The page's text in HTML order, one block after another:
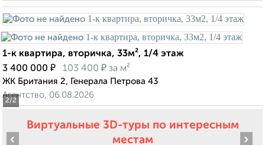
2/2
1-к квартира, вторичка, 33м², 1/4 этаж
3 400 000 ₽ 103 400 ₽ за м²
ЖК Британия 2, Генерала Петрова 43
Агентство, 06.08.2026
Виртуальные 3D-туры по интересным
местам
‹ ›